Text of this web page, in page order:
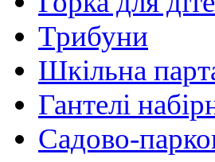
Трибуни
Шкільна
Гантелі
Садово-